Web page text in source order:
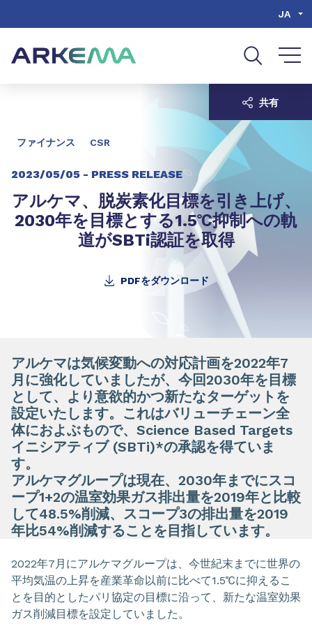
JA
ファイナンス CSR
2023/05/05 - PRESS RELEASE
アルケマ、脱炭素化目標を引き上げ、
2030年を目標とする1.5℃抑制への軌
道がSBTi認証を取得
PDFをダウンロード
共有
アルケマは気候変動への対応計画を2022年7
月に強化していましたが、今回2030年を目標
として、より意欲的かつ新たなターゲットを
設定いたします。これはバリューチェーン全
体におよぶもので、Science Based Targets
イニシアティブ (SBTi)*の承認を得ていま
す。
アルケマグループは現在、2030年までにスコ
ープ1+2の温室効果ガス排出量を2019年と比較
して48.5%削減、スコープ3の排出量を2019
年比54%削減することを目指しています。
2022年7月にアルケマグループは、今世紀末までに世界の
平均気温の上昇を産業革命以前に比べて1.5℃に抑えるこ
とを目的としたパリ協定の目標に沿って、新たな温室効果
ガス削減目標を設定していました。